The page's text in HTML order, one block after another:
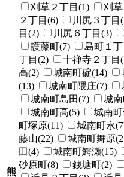
熊
刈草２丁目(1)
刈
２丁目(6)
川尻３丁目
目(2)
川尻６丁目(3)
護藤町(7)
島町１
丁目(2)
十禅寺２丁目
高(2)
城南町碇(14)
(13)
城南町隈庄(7)
城南町島田(7)
城
城南町高(5)
城南
町塚原(11)
城南町永
藤山(22)
城南町舞原
田(4)
城南町鰐瀬(15)
砂原町(8)
銭塘町(2)